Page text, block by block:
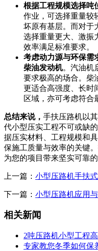
根据工程规模选择吨
作业，可选择重量较
坏原有基层。而对于
选择重量更大、激振
效率满足标准要求。
考虑动力源与环保需
柴油发动机。汽油机
要求极高的场合。柴
更适合高强度、长时
区域，亦可考虑符合
总结来说， 手扶压路机以
代小型压实工程不可或缺
据压实材料、工程规模和
保施工质量与效率的关键
为您的项目带来坚实可靠的
上一篇： 小型压路机手扶
下一篇： 小型压路机应用
相关新闻
2吨压路机小型工程
专家教您冬季如何保